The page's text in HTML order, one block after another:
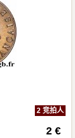
2 竞拍人
2 €